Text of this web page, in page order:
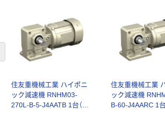
住友重機械工業 ハイポニ
ック減速機 RNHM03-
270L-B-5-J4AATB 1台（直
住友重機械工業
ック減速機
B-60-J4AARC 1
前のスライドへ